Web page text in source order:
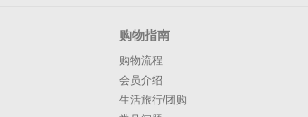
购物指南
购物流程
会员介绍
生活旅行/团购